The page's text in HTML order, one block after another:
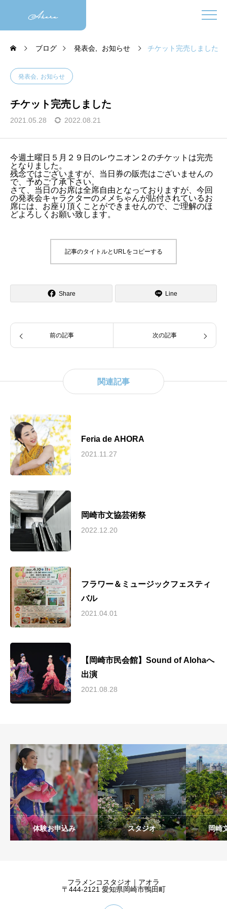
ブログ 発表会 お知らせ チケット完売しました
発表会 お知らせ
チケット完売しました
2021.05.28 2022.08.21
今週土曜日５月２９日のレウニオン２のチケットは完売
となりました。
残念ではございますが、当日券の販売はございませんの
で、予めご了承下さい。
さて、当日のお席は全席自由となっておりますが、今回
の発表会キャラクターのメメちゃんが貼付されているお
席には、お座り頂くことができませんので、ご理解のほ
どよろしくお願い致します。
記事のタイトルとURLをコピーする
Share Line
前の記事 次の記事
関連記事
Feria de AHORA
2021.11.27
岡崎市文協芸術祭
2022.12.20
フラワー＆ミュージックフェスティ
バル
2021.04.01
【岡崎市民会館】Sound of Alohaへ
出演
2021.08.28
体験お申込み スタジオ 岡崎
フラメンコスタジオ｜アオラ
〒444-2121 愛知県岡崎市鴨田町